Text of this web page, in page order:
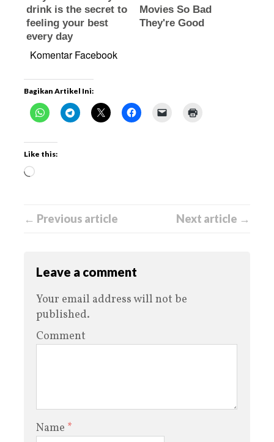
Komentar Facebook
Bagikan Artikel Ini:
Like this:
← Previous article Next article →
Leave a comment
Your email address will not be
published.
Comment
Name *